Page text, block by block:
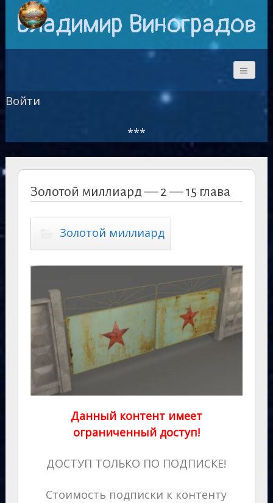
Владимир Виноградов
Войти
***
Золотой миллиард — 2 — 15 глава
Золотой миллиард
Данный контент имеет
ограниченный доступ!
ДОСТУП ТОЛЬКО ПО ПОДПИСКЕ!
Стоимость подписки к контенту